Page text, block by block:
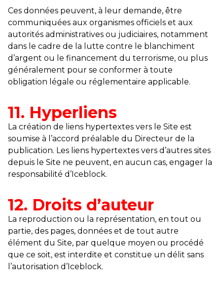
Ces données peuvent, à leur demande, être
communiquées aux organismes officiels et aux
autorités administratives ou judiciaires, notamment
dans le cadre de la lutte contre le blanchiment
d’argent ou le financement du terrorisme, ou plus
généralement pour se conformer à toute
obligation légale ou réglementaire applicable.
11. Hyperliens
La création de liens hypertextes vers le Site est
soumise à l’accord préalable du Directeur de la
publication. Les liens hypertextes vers d’autres sites
depuis le Site ne peuvent, en aucun cas, engager la
responsabilité d’Iceblock.
12. Droits d’auteur
La reproduction ou la représentation, en tout ou
partie, des pages, données et de tout autre
élément du Site, par quelque moyen ou procédé
que ce soit, est interdite et constitue un délit sans
l’autorisation d’Iceblock.